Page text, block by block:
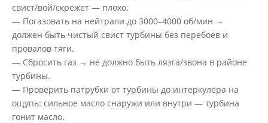
свист/вой/скрежет — плохо.
— Погазовать на нейтрали до 3000–4000 об/мин →
должен быть чистый свист турбины без перебоев и
провалов тяги.
— Сбросить газ → не должно быть лязга/звона в районе
турбины.
— Проверить патрубки от турбины до интеркулера на
ощупь: сильное масло снаружи или внутри — турбина
гонит масло.